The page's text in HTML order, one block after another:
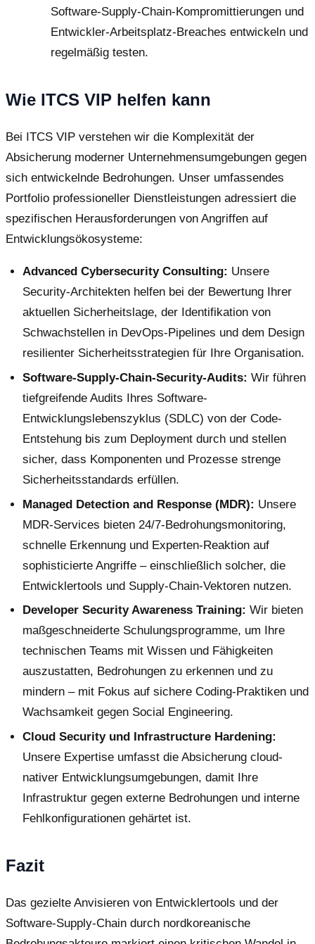
Software-Supply-Chain-Kompromittierungen und
Entwickler-Arbeitsplatz-Breaches entwickeln und
regelmäßig testen.
Wie ITCS VIP helfen kann
Bei ITCS VIP verstehen wir die Komplexität der
Absicherung moderner Unternehmensumgebungen gegen
sich entwickelnde Bedrohungen. Unser umfassendes
Portfolio professioneller Dienstleistungen adressiert die
spezifischen Herausforderungen von Angriffen auf
Entwicklungsökosysteme:
Advanced Cybersecurity Consulting: Unsere
Security-Architekten helfen bei der Bewertung Ihrer
aktuellen Sicherheitslage, der Identifikation von
Schwachstellen in DevOps-Pipelines und dem Design
resilienter Sicherheitsstrategien für Ihre Organisation.
Software-Supply-Chain-Security-Audits: Wir führen
tiefgreifende Audits Ihres Software-
Entwicklungslebenszyklus (SDLC) von der Code-
Entstehung bis zum Deployment durch und stellen
sicher, dass Komponenten und Prozesse strenge
Sicherheitsstandards erfüllen.
Managed Detection and Response (MDR): Unsere
MDR-Services bieten 24/7-Bedrohungsmonitoring,
schnelle Erkennung und Experten-Reaktion auf
sophisticierte Angriffe – einschließlich solcher, die
Entwicklertools und Supply-Chain-Vektoren nutzen.
Developer Security Awareness Training: Wir bieten
maßgeschneiderte Schulungsprogramme, um Ihre
technischen Teams mit Wissen und Fähigkeiten
auszustatten, Bedrohungen zu erkennen und zu
mindern – mit Fokus auf sichere Coding-Praktiken und
Wachsamkeit gegen Social Engineering.
Cloud Security und Infrastructure Hardening:
Unsere Expertise umfasst die Absicherung cloud-
nativer Entwicklungsumgebungen, damit Ihre
Infrastruktur gegen externe Bedrohungen und interne
Fehlkonfigurationen gehärtet ist.
Fazit
Das gezielte Anvisieren von Entwicklertools und der
Software-Supply-Chain durch nordkoreanische